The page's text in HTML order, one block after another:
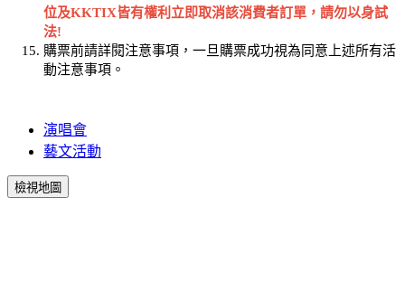
位及KKTIX皆有權利立即取消該消費者訂單，請勿以身試
法!
購票前請詳閱注意事項，一旦購票成功視為同意上述所有活
動注意事項。
演唱會
藝文活動
檢視地圖